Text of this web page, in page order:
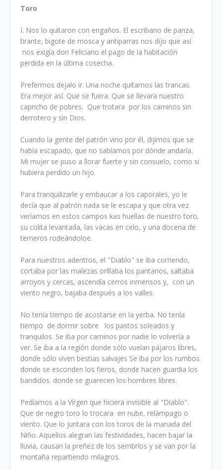
Toro
I. Nos lo quitaron con engaños. El escribano de panza,
tirante, bigote de mosca y antiparras nos dijo que así
nos exigía don Feliciano el pago de la habitación
perdida en la última cosecha.
Prefermos dejalo ir. Una noche quitamos las trancas.
Era mejor así. Que se fuera. Que se llevara nuestro
capricho de pobres. Que trotara por los caminos sin
derrotero y sin Dios.
Cuando la gente del patrón vino por él, dijimos que se
había escapado, que no sabíamos por dónde andaría.
Mi mujer se puso a llorar fuerte y sin consuelo, como si
hubiera perdido un hijo.
Para tranquilizarle y embaucar a los caporales, yo le
decía que al patrón nada se le escapa y que otra vez
veríamos en estos campos kas huellas de nuestro toro,
su colita levantada, las vacas en celo, y una docena de
terneros rodeándoloe.
Para nuestros adentros, el "Diablo" se iba corriendo,
cortaba por las malezas orillaba los pantanos, saltaba
arroyos y cercas, ascendía cerros inmensos y, con un
viento negro, bajaba después a los valles.
No tenía tiempo de acostarse en la yerba. No tenía
tiempo de dormir sobre los pastos soleados y
tranquilos. Se iba por caminos por nadie lo volvería a
ver. Se iba a la región donde sólo vuelan pájaros libres,
donde sólo viven bestias salvajes Se iba por los rumbos
donde se esconden los fieros, donde hacen guardia los
bandidos. donde se guarecen los hombres libres.
Pedíamos a la Vírgen que hiciera invisible al "Diablo".
Que de negro toro lo trocara en nube, relámpago o
viento. Que lo juntara con los toros de la manada del
Niño. Aquellos alegran las festividades, hacen bajar la
lluvia, causan la preñez de los sembríos y se van por la
montaña repartiendo milagros.